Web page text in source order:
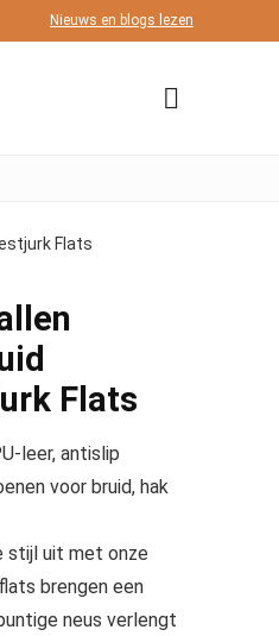
Nieuws en blogs lezen
Flats
Flats
leer, antislip
voor bruid, hak
stijl uit met onze
brengen een
neus verlengt